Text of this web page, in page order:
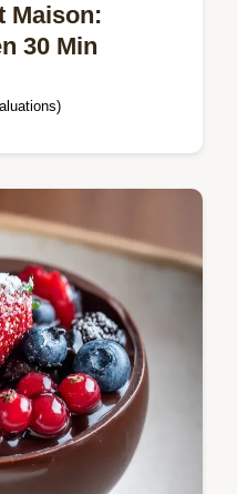
Maison:
30 Min
Glace au chocolat
riche en jaunes
chronométrage